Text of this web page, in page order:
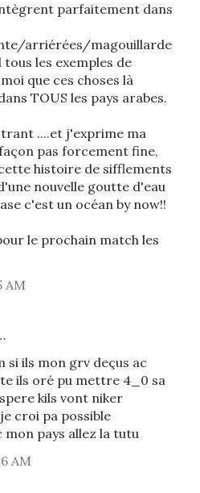
parfaitement dans
arriérées/magouillarde
les exemples de
que ces choses là
TOUS les pays arabes.
....et j'exprime ma
pas forcement fine,
histoire de sifflements
nouvelle goutte d'eau
c'est un océan by now!!
le prochain match les
AM
si ils mon grv deçus ac
ils oré pu mettre 4_0 sa
kils vont niker
croi pa possible
mon pays allez la tutu
AM